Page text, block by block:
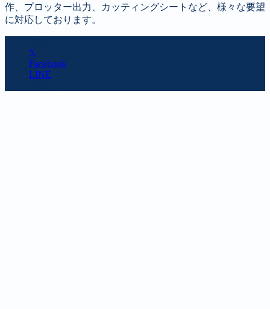
作、プロッター出力、カッティングシートなど、様々な要望
に対応しております。
X
Facebook
LINE